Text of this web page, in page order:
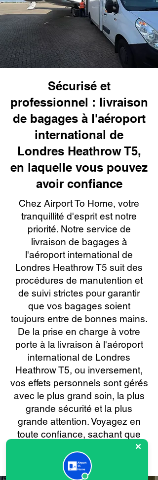
Sécurisé et
professionnel : livraison
de bagages à l'aéroport
international de
Londres Heathrow T5,
en laquelle vous pouvez
avoir confiance
Chez Airport To Home, votre
tranquillité d'esprit est notre
priorité. Notre service de
livraison de bagages à
l'aéroport international de
Londres Heathrow T5 suit des
procédures de manutention et
de suivi strictes pour garantir
que vos bagages soient
toujours entre de bonnes mains.
De la prise en charge à votre
porte à la livraison à l'aéroport
international de Londres
Heathrow T5, ou inversement,
vos effets personnels sont gérés
avec le plus grand soin, la plus
grande sécurité et la plus
grande attention. Voyagez en
toute confiance, sachant que
bonnes mains à chaque étape.